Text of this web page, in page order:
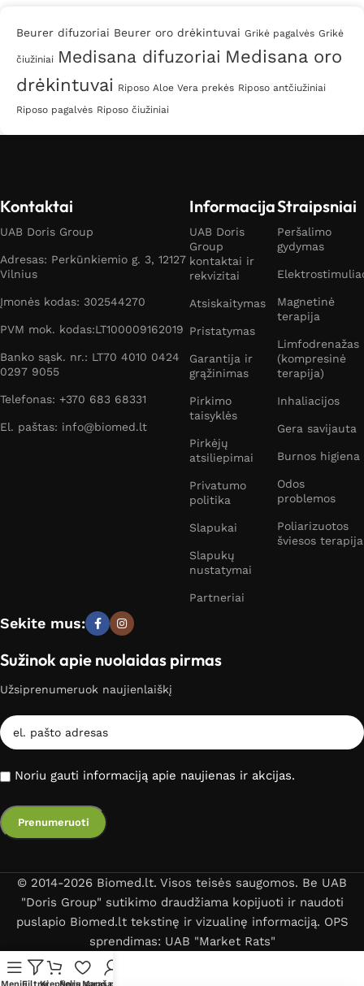
Beurer difuzoriai Beurer oro drėkintuvai Grikė pagalvės Grikė
čiužiniai Medisana difuzoriai Medisana oro
drėkintuvai Riposo Aloe Vera prekės Riposo antčiužiniai
Riposo pagalvės Riposo čiužiniai
Kontaktai
UAB Doris Group
Adresas: Perkūnkiemio g. 3, 12127
Vilnius
Įmonės kodas: 302544270
PVM mok. kodas:LT100009162019
Banko sąsk. nr.: LT70 4010 0424
0297 9055
Telefonas: +370 683 68331
El. paštas: info@biomed.lt
Informacija
UAB Doris
Group
kontaktai ir
rekvizitai
Atsiskaitymas
Pristatymas
Garantija ir
grąžinimas
Pirkimo
taisyklės
Pirkėjų
atsiliepimai
Privatumo
politika
Slapukai
Slapukų
nustatymai
Partneriai
Straipsniai
Peršalimo
gydymas
Magnetinė
terapija
Limfodrenažas
(kompresinė
terapija)
Inhaliacijos
Gera savijauta
Burnos higiena
Odos
problemos
Poliarizuotos
šviesos terapija
Sekite mus:
Sužinok apie nuolaidas pirmas
Užsiprenumeruok naujienlaiškį
Noriu gauti informaciją apie naujienas ir akcijas.
© 2014-2026 Biomed.lt. Visos teisės saugomos. Be UAB
"Doris Group" sutikimo draudžiama kopijuoti ir naudoti
puslapio Biomed.lt tekstinę ir vizualinę informaciją. OPS
sprendimas: UAB "Market Rats"